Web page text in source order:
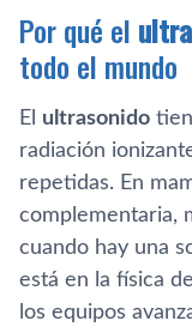
Por qué el
todo el mundo
El ultrasonido
radiación
repetidas. En
complementaria,
cuando hay una
está en la física
los equipos